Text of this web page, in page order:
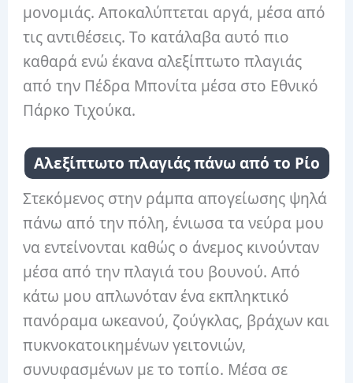
μονομιάς. Αποκαλύπτεται αργά, μέσα από
τις αντιθέσεις. Το κατάλαβα αυτό πιο
καθαρά ενώ έκανα αλεξίπτωτο πλαγιάς
από την Πέδρα Μπονίτα μέσα στο Εθνικό
Πάρκο Τιχούκα.
Αλεξίπτωτο πλαγιάς πάνω από το Ρίο
Στεκόμενος στην ράμπα απογείωσης ψηλά
πάνω από την πόλη, ένιωσα τα νεύρα μου
να εντείνονται καθώς ο άνεμος κινούνταν
μέσα από την πλαγιά του βουνού. Από
κάτω μου απλωνόταν ένα εκπληκτικό
πανόραμα ωκεανού, ζούγκλας, βράχων και
πυκνοκατοικημένων γειτονιών,
συνυφασμένων με το τοπίο. Μέσα σε